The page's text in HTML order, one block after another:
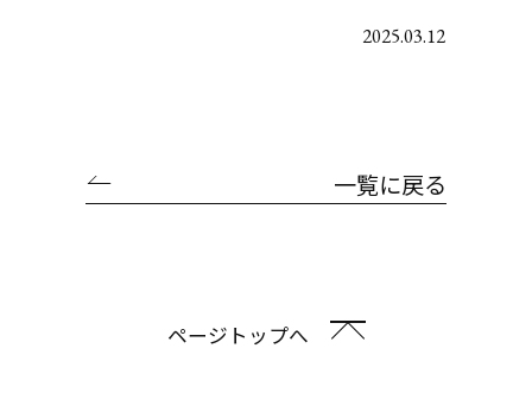
2025.03.12
一覧に戻る
ページトップへ